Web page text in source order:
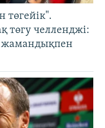
төгейік".
төгу челленджі: